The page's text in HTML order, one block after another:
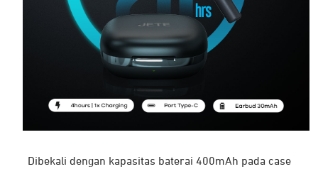
Dibekali dengan kapasitas baterai 400mAh pada case